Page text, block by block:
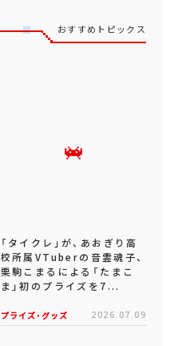
おすすめトピックス
「タイクレ」が、あおぎり高
校所属VTuberの音霊魂子、
栗駒こまるによる「たまこ
ま」初のプライズを7...
プライズ・グッズ 2026.07.09